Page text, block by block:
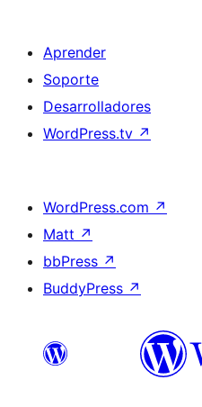
Aprender
Soporte
Desarrolladores
WordPress.tv ↗
WordPress.com ↗
Matt ↗
bbPress ↗
BuddyPress ↗